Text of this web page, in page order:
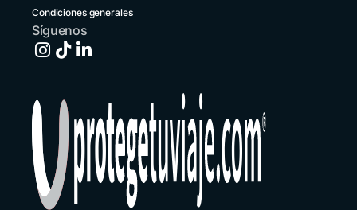
El Salvador
España
Estados Unidos
+1 914 826 8771
Guatemala
+502 2 3141396
Honduras
+1 914 826 8771
Condiciones generales
Síguenos